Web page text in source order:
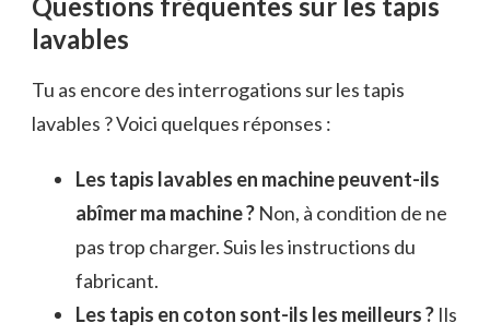
Questions fréquentes sur les tapis
lavables
Tu as encore des interrogations sur les tapis
lavables ? Voici quelques réponses :
Les tapis lavables en machine peuvent-ils
abîmer ma machine ? Non, à condition de ne
pas trop charger. Suis les instructions du
fabricant.
Les tapis en coton sont-ils les meilleurs ? Ils